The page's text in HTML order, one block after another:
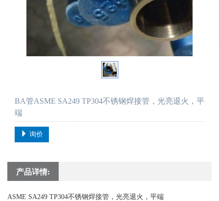
BA管ASME SA249 TP304不锈钢焊接管，光亮退火，平
端
询价
产品详情:
ASME SA249 TP304不锈钢焊接管，光亮退火，平端